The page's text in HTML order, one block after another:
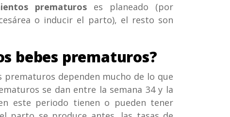
prematuros es planeado (por
o inducir el parto), el resto son
bebes prematuros?
dependen mucho de lo que
se dan entre la semana 34 y la
este periodo tienen o pueden tener